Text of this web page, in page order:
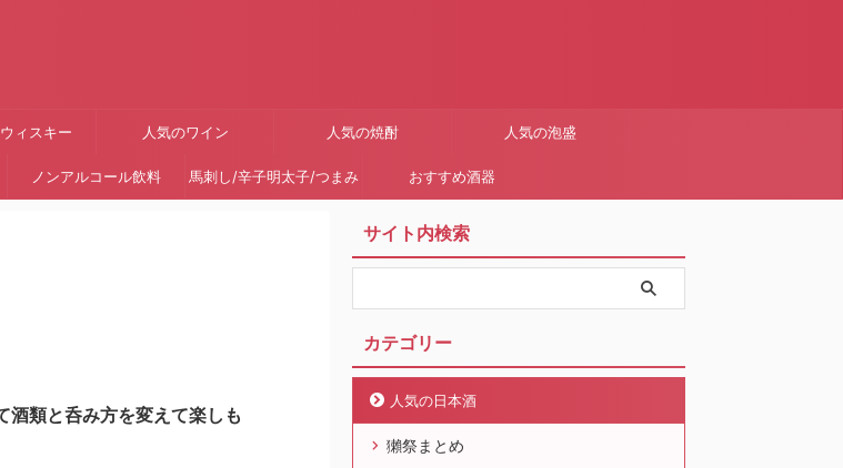
ィスキー 人気のワイン 人気の焼酎 人気の泡盛
ノンアルコール飲料 馬刺し/辛子明太子/つまみ おすすめ酒器
酒類と呑み方を変えて楽しも
サイト内検索
カテゴリー
人気の日本酒
獺祭まとめ